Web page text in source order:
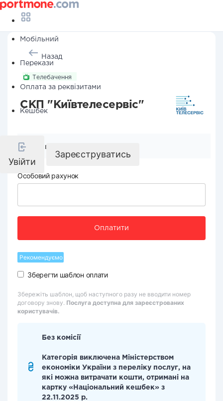
Мобільний
Перекази
Оплата за реквізитами
Кешбек
Увійти
Зареєструватись
Назад
Телебачення
СКП "Київтелесервіс"
Реквізити компанії
Особовий рахунок
Оплатити
Рекомендуємо
Зберегти шаблон оплати
Збережіть шаблон, щоб наступного разу не вводити номер
договору знову. Послуга доступна для зареєстрованих
користувачів.
Без комісії
Категорія виключена Міністерством
економіки України з переліку послуг, на
які можна витрачати кошти, отримані на
картку «Національний кешбек» з
22.11.2025 р.